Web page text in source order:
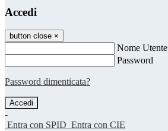
Accedi
button close ×
Nome Utente
Password
Password dimenticata?
-
Entra con SPID Entra con CIE